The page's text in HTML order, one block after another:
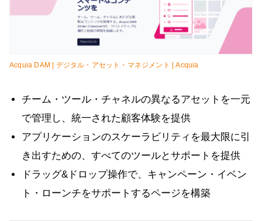
Acquia DAM | デジタル・アセット・マネジメント | Acquia
チーム・ツール・チャネルの異なるアセットを一元
で管理し、統一された顧客体験を提供
アプリケーションのスケーラビリティを最大限に引
き出すための、すべてのツールとサポートを提供
ドラッグ&ドロップ操作で、キャンペーン・イベン
ト・ローンチをサポートするページを構築